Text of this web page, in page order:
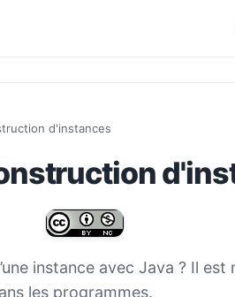
d'instances
instance avec Java ? Il
les programmes.